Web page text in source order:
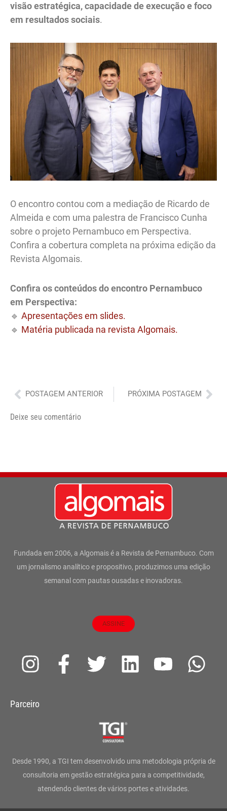
visão estratégica, capacidade de execução e foco
em resultados sociais.
O encontro contou com a mediação de Ricardo de
Almeida e com uma palestra de Francisco Cunha
sobre o projeto Pernambuco em Perspectiva.
Confira a cobertura completa na próxima edição da
Revista Algomais.
Confira os conteúdos do encontro Pernambuco
em Perspectiva:
🔹 Apresentações em slides.
🔹 Matéria publicada na revista Algomais.
Anterior
POSTAGEM ANTERIOR PRÓXIMA POSTAGEM
Deixe seu comentário
Fundada em 2006, a Algomais é a Revista de Pernambuco. Com
um jornalismo analítico e propositivo, produzimos uma edição
semanal com pautas ousadas e inovadoras.
ASSINE
I
s
g
r
a
F
a
o
o
k
T
t
e
r
L
d
i
n
Y
b
e
W
a
p
Parceiro
Desde 1990, a TGI tem desenvolvido uma metodologia própria de
consultoria em gestão estratégica para a competitividade,
atendendo clientes de vários portes e atividades.